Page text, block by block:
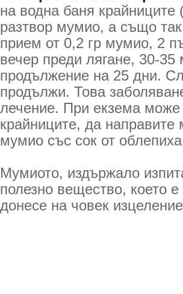
на водна баня крайниците
разтвор мумио, а също
прием от 0,2 гр мумио, 2
вечер преди лягане, 30-
продължение на 25 дни.
продължи. Това
лечение. При екзема
крайниците, да
мумио със сок от
Мумиото, издържало
полезно вещество, което
донесе на човек